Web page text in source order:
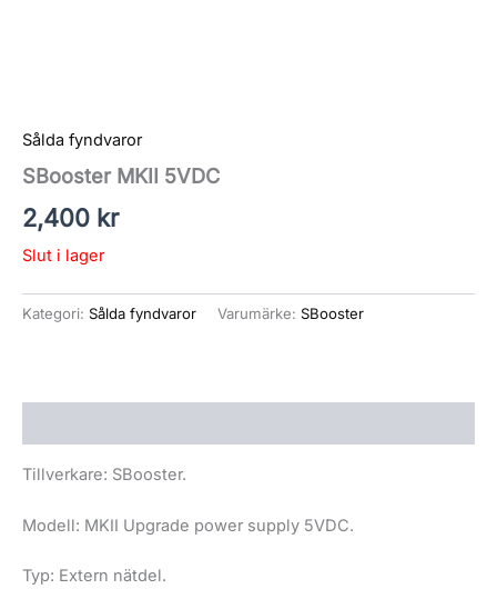
Sålda fyndvaror
SBooster MKII 5VDC
2,400 kr
Slut i lager
Kategori: Sålda fyndvaror Varumärke: SBooster
Tillverkare: SBooster.
Modell: MKII Upgrade power supply 5VDC.
Typ: Extern nätdel.